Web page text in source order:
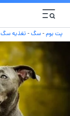
پت بوم-سگ- تغذیه سگ